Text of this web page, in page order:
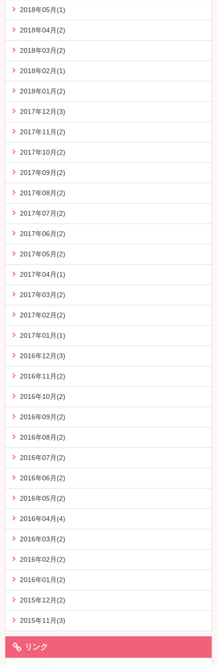
2018年05月(1)
2018年04月(2)
2018年03月(2)
2018年02月(1)
2018年01月(2)
2017年12月(3)
2017年11月(2)
2017年10月(2)
2017年09月(2)
2017年08月(2)
2017年07月(2)
2017年06月(2)
2017年05月(2)
2017年04月(1)
2017年03月(2)
2017年02月(2)
2017年01月(1)
2016年12月(3)
2016年11月(2)
2016年10月(2)
2016年09月(2)
2016年08月(2)
2016年07月(2)
2016年06月(2)
2016年05月(2)
2016年04月(4)
2016年03月(2)
2016年02月(2)
2016年01月(2)
2015年12月(2)
2015年11月(3)
リンク